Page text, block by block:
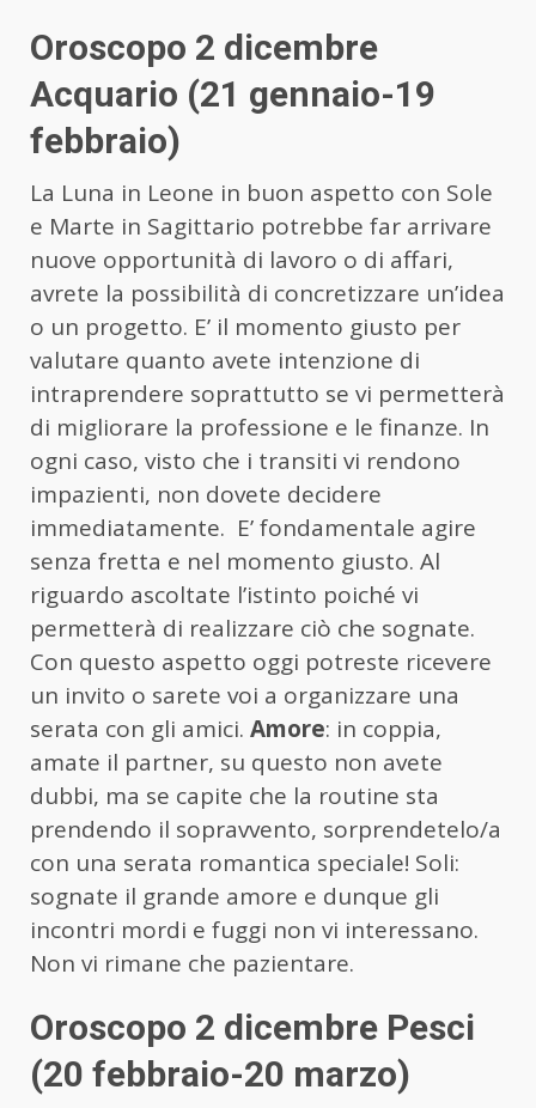
Oroscopo 2 dicembre
Acquario (21 gennaio-19
febbraio)
La Luna in Leone in buon aspetto con Sole
e Marte in Sagittario potrebbe far arrivare
nuove opportunità di lavoro o di affari,
avrete la possibilità di concretizzare un’idea
o un progetto. E’ il momento giusto per
valutare quanto avete intenzione di
intraprendere soprattutto se vi permetterà
di migliorare la professione e le finanze. In
ogni caso, visto che i transiti vi rendono
impazienti, non dovete decidere
immediatamente. E’ fondamentale agire
senza fretta e nel momento giusto. Al
riguardo ascoltate l’istinto poiché vi
permetterà di realizzare ciò che sognate.
Con questo aspetto oggi potreste ricevere
un invito o sarete voi a organizzare una
serata con gli amici. Amore: in coppia,
amate il partner, su questo non avete
dubbi, ma se capite che la routine sta
prendendo il sopravvento, sorprendetelo/a
con una serata romantica speciale! Soli:
sognate il grande amore e dunque gli
incontri mordi e fuggi non vi interessano.
Non vi rimane che pazientare.
Oroscopo 2 dicembre Pesci
(20 febbraio-20 marzo)